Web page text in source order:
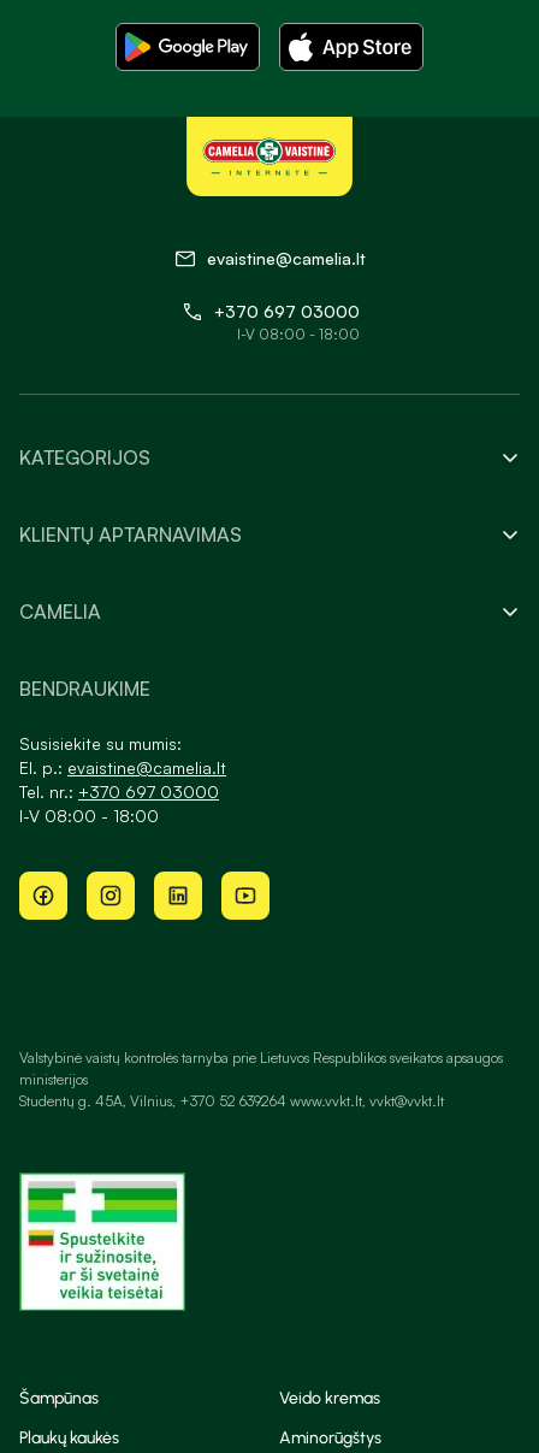
evaistine@camelia.lt
+370 697 03000
I-V 08:00 - 18:00
KATEGORIJOS
KLIENTŲ APTARNAVIMAS
CAMELIA
BENDRAUKIME
Susisiekite su mumis:
El. p.: evaistine@camelia.lt
Tel. nr.: +370 697 03000
I-V 08:00 - 18:00
Valstybinė vaistų kontrolės tarnyba prie Lietuvos Respublikos sveikatos apsaugos
ministerijos
Studentų g. 45A, Vilnius, +370 52 639264 www.vvkt.lt, vvkt@vvkt.lt
Šampūnas
Veido kremas
Plaukų kaukės
Aminorūgštys